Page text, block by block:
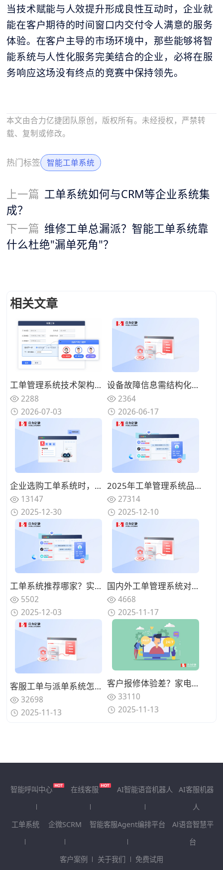
当技术赋能与人效提升形成良性互动时，企业就
能在客户期待的时间窗口内交付令人满意的服务
体验。在客户主导的市场环境中，那些能够将智
能系统与人性化服务完美结合的企业，必将在服
务响应这场没有终点的竞赛中保持领先。
本文由合力亿捷团队原创，版权所有。未经授权，严禁转
载、复制或修改。
热门标签 智能工单系统
上一篇 工单系统如何与CRM等企业系统集
成？
下一篇 维修工单总漏派？智能工单系统靠
什么杜绝"漏单死角"？
相关文章
工单管理系统技术架构：智能派单、SLA保障与自动化协同
2288
2026-07-03
设备故障信息需结构化采集？工单管理系统如何实现10秒创建与全渠道流转
2364
2026-06-17
企业选购工单系统时，哪些厂商在功能覆盖与实施成本之间更平衡？
13147
2025-12-30
2025年工单管理系统品牌推荐：高效可靠的服务保障和智能流转
27314
2025-12-10
工单系统推荐哪家？实现与CRM/ERP深度集成的厂商盘点
5502
2025-12-03
国内外工单管理系统对比：2025年支持统一服务入口与自助报修的品牌盘点
4668
2025-11-17
客服工单与派单系统怎么搭配最有效？怎么用客服工单系统追踪进度、自动通知？
32698
2025-11-13
客户报修体验差？家电售后AI语音机器人处理报修提效
33110
2025-11-13
智能呼叫中心 在线客服 AI智能语音机器人
AI客服机器
人
工单系统
企微SCRM 智能客服Agent编排平台
Al语音智慧平
台
客户案例
关于我们 免费试用